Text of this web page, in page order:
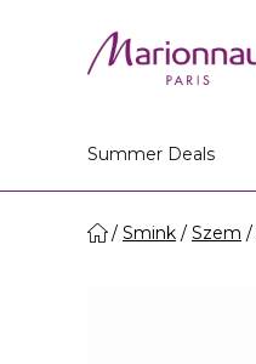
Summer Deals
Smink Szem